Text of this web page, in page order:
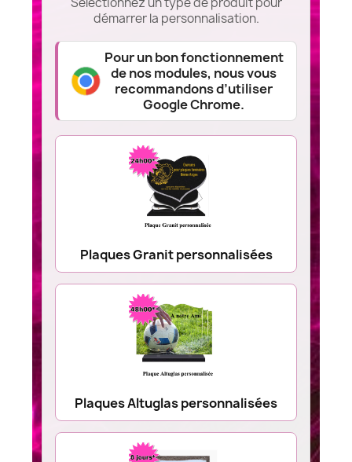
démarrer la personnalisation.
Pour un bon fonctionnement
de nos modules, nous vous
recommandons d’utiliser
Google Chrome.
Plaques Granit personnalisées
Plaques Altuglas personnalisées